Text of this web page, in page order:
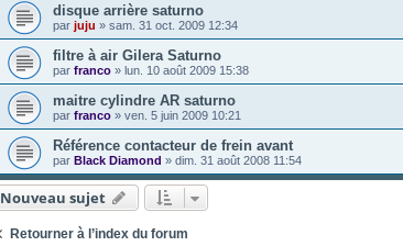
disque arrière saturno
par juju » sam. 31 oct. 2009 12:34
filtre à air Gilera Saturno
par franco » lun. 10 août 2009 15:38
maitre cylindre AR saturno
par franco » ven. 5 juin 2009 10:21
Référence contacteur de frein avant
par Black Diamond » dim. 31 août 2008 11:54
Nouveau sujet
Retourner à l’index du forum